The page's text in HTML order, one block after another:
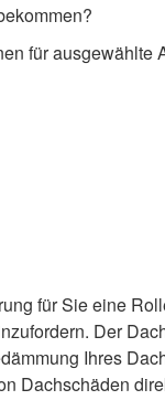
für ausgewählte
für Sie eine
Der
Ihres
Dachschäden